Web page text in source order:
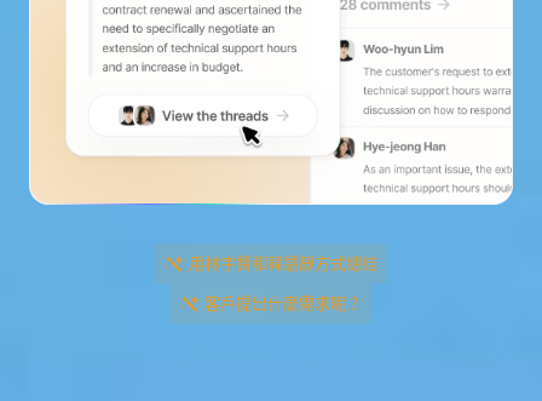
用林宇賢和韓慧靜方式總結
客戶提出什麼需求呢？